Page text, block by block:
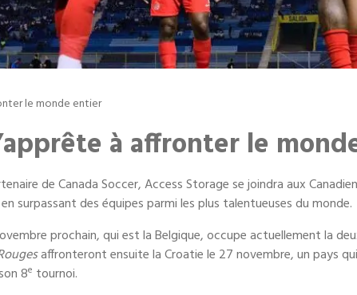
le monde entier
à affronter le
de Canada Soccer, Access Storage se joindra aux
surpassant des équipes parmi les plus talentueuses du monde.
prochain, qui est la Belgique, occupe actuellement la
affronteront ensuite la Croatie le 27 novembre, un pays
8e tournoi.